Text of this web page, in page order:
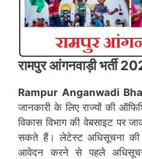
रामपुरआंगनवाड़ी भर्ती
Rampur Anganwadi
जानकारी के लिए राज्यों की
विकास विभाग की वेबसाइट पर
सकते हैं। लेटेस्ट अधिसूचना की
आवेदन करने से पहले